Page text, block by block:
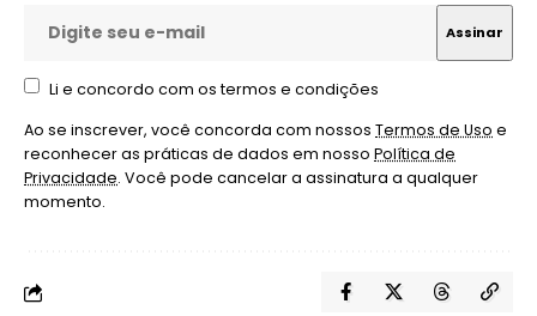
Li e concordo com os termos e condições
Ao se inscrever, você concorda com nossos Termos de Uso e
reconhecer as práticas de dados em nosso Política de
Privacidade. Você pode cancelar a assinatura a qualquer
momento.